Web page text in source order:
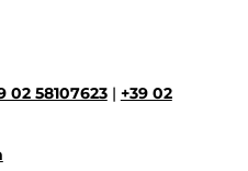
02 58107623| +39 02